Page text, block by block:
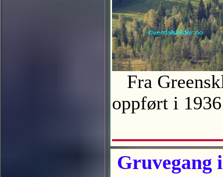
Fra
oppført i
Gruvegang